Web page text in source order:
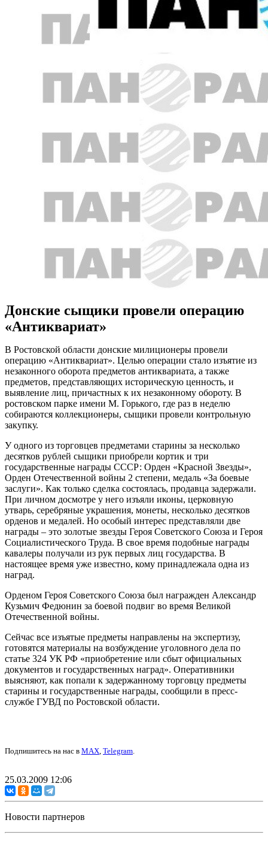
Донские сыщики провели операцию
«Антиквариат»
В Ростовской области донские милиционеры провели
операцию «Антиквариат». Целью операции стало изъятие из
незаконного оборота предметов антиквариата, а также
предметов, представляющих историческую ценность, и
выявление лиц, причастных к их незаконному обороту. В
ростовском парке имени М. Горького, где раз в неделю
собираются коллекционеры, сыщики провели контрольную
закупку.
У одного из торговцев предметами старины за несколько
десятков рублей сыщики приобрели кортик и три
государственные награды СССР: Орден «Красной Звезды»,
Орден Отечественной войны 2 степени, медаль «За боевые
заслуги». Как только сделка состоялась, продавца задержали.
При личном досмотре у него изъяли иконы, церковную
утварь, серебряные украшения, монеты, несколько десятков
орденов и медалей. Но особый интерес представляли две
награды – это золотые звезды Героя Советского Союза и Героя
Социалистического Труда. В свое время подобные награды
кавалеры получали из рук первых лиц государства. В
настоящее время уже известно, кому принадлежала одна из
наград.
Орденом Героя Советского Союза был награжден Александр
Кузьмич Федюнин за боевой подвиг во время Великой
Отечественной войны.
Сейчас все изъятые предметы направлены на экспертизу,
готовятся материалы на возбуждение уголовного дела по
статье 324 УК РФ «приобретение или сбыт официальных
документов и государственных наград». Оперативники
выясняют, как попали к задержанному торговцу предметы
старины и государственные награды, сообщили в пресс-
службе ГУВД по Ростовской области.
Подпишитесь на нас в MAX, Telegram.
25.03.2009 12:06
Новости партнеров